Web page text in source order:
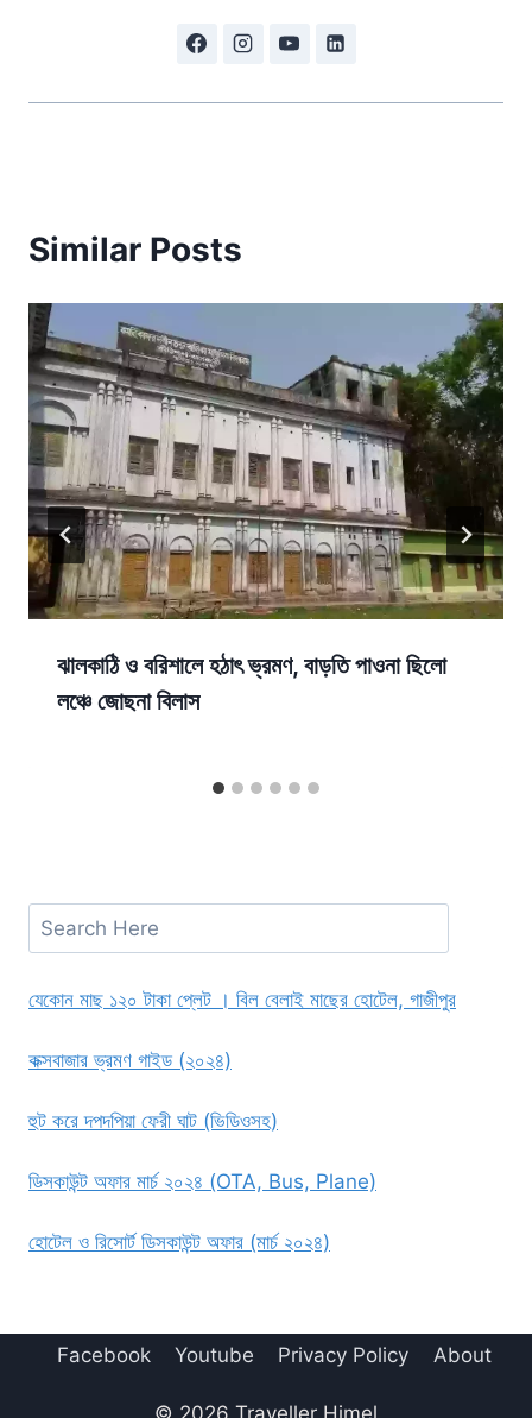
Similar Posts
ঝালকাঠি ও বরিশালে হঠাৎ ভ্রমণ, বাড়তি পাওনা ছিলো
লঞ্চে জোছনা বিলাস
Search
যেকোন মাছ ১২০ টাকা প্লেট । বিল বেলাই মাছের হোটেল, গাজীপুর
কক্সবাজার ভ্রমণ গাইড (২০২৪)
হুট করে দপদপিয়া ফেরী ঘাট (ভিডিওসহ)
ডিসকাউন্ট অফার মার্চ ২০২৪ (OTA, Bus, Plane)
হোটেল ও রিসোর্ট ডিসকাউন্ট অফার (মার্চ ২০২৪)
Facebook Youtube Privacy Policy About
© 2026 Traveller Himel